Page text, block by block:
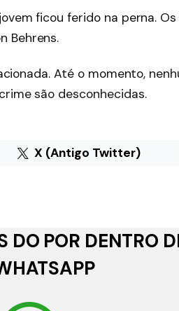
ficou ferido na perna.
Behrens.
Até o momento,
são desconhecidas.
X (Antigo Twitter)
DO POR DENTRO